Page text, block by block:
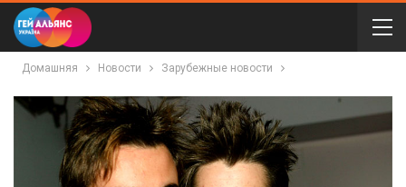
Домашняя Новости Зарубежные новости